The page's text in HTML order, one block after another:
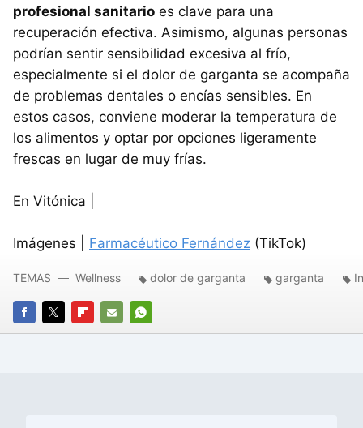
profesional sanitario es clave para una
recuperación efectiva. Asimismo, algunas personas
podrían sentir sensibilidad excesiva al frío,
especialmente si el dolor de garganta se acompaña
de problemas dentales o encías sensibles. En
estos casos, conviene moderar la temperatura de
los alimentos y optar por opciones ligeramente
frescas en lugar de muy frías.
En Vitónica |
Imágenes | Farmacéutico Fernández (TikTok)
FACEBOOK
TWITTERFLIPBOARD
E-
WHATSAPP
TEMAS Wellness dolor de garganta garganta